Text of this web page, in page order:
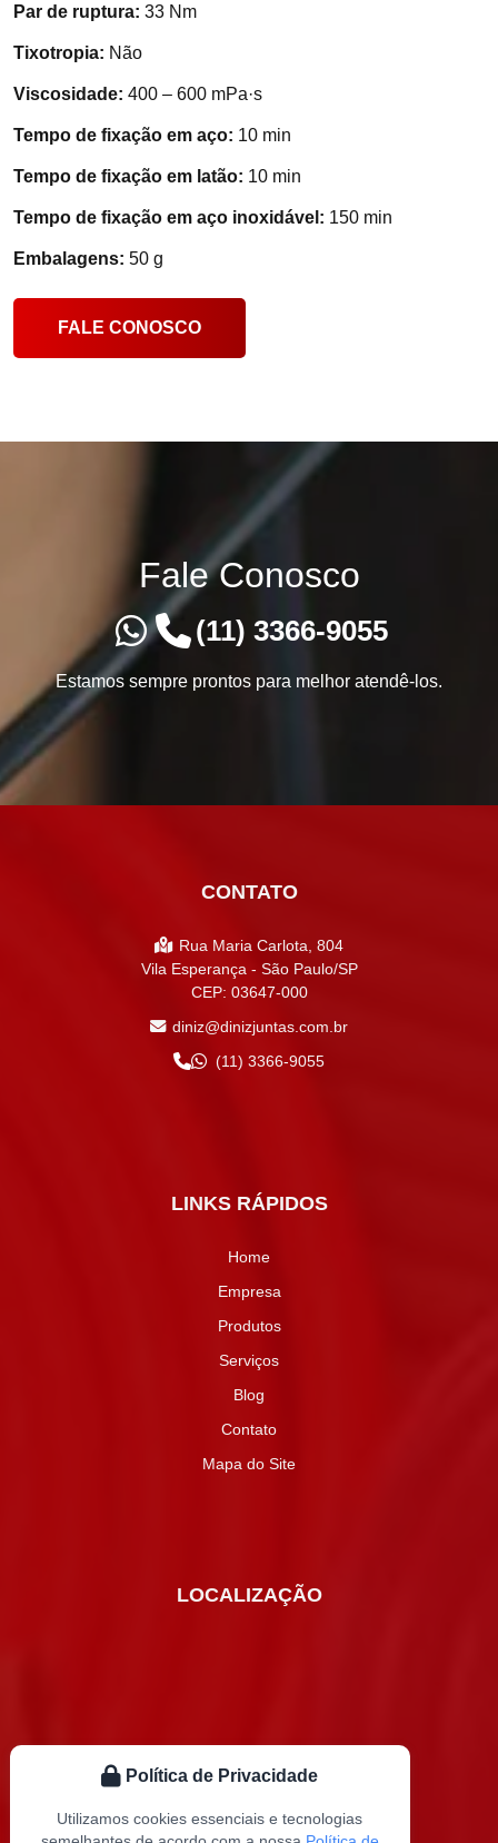
Par de ruptura: 33 Nm
Tixotropia: Não
Viscosidade: 400 – 600 mPa·s
Tempo de fixação em aço: 10 min
Tempo de fixação em latão: 10 min
Tempo de fixação em aço inoxidável: 150 min
Embalagens: 50 g
FALE CONOSCO
Fale Conosco
(11) 3366-9055
Estamos sempre prontos para melhor atendê-los.
CONTATO
Rua Maria Carlota, 804
Vila Esperança - São Paulo/SP
CEP: 03647-000
diniz@dinizjuntas.com.br
(11) 3366-9055
LINKS RÁPIDOS
Home
Empresa
Produtos
Serviços
Blog
Contato
Mapa do Site
LOCALIZAÇÃO
Política de Privacidade
Utilizamos cookies essenciais e tecnologias